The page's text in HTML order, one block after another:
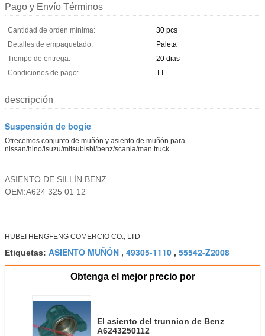
Pago y Envío Términos
Cantidad de orden mínima:
30 pcs
Detalles de empaquetado:
Paleta
Tiempo de entrega:
20 dias
Condiciones de pago:
TT
descripción
Suspensión de bogie
Ofrecemos conjunto de muñón y asiento de muñón para
nissan/hino/isuzu/mitsubishi/benz/scania/man truck
ASIENTO DE SILLÍN BENZ
OEM:A624 325 01 12
HUBEI HENGFENG COMERCIO CO., LTD
Etiquetas: ASIENTO MUÑÓN , 49305-1110 , 55542-Z2008
Obtenga el mejor precio por
El asiento del trunnion de Benz
A6243250112